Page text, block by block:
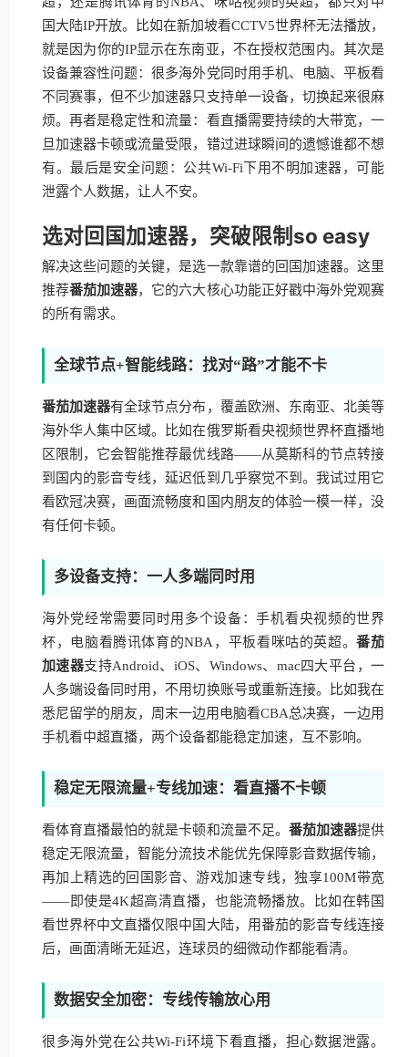
国大陆IP开放。比如在新加坡看CCTV5世界杯无法播放，
就是因为你的IP显示在东南亚，不在授权范围内。其次是
设备兼容性问题：很多海外党同时用手机、电脑、平板看
不同赛事，但不少加速器只支持单一设备，切换起来很麻
烦。再者是稳定性和流量：看直播需要持续的大带宽，一
旦加速器卡顿或流量受限，错过进球瞬间的遗憾谁都不想
有。最后是安全问题：公共Wi-Fi下用不明加速器，可能
泄露个人数据，让人不安。
选对回国加速器，突破限制so easy
解决这些问题的关键，是选一款靠谱的回国加速器。这里
推荐番茄加速器，它的六大核心功能正好戳中海外党观赛
的所有需求。
全球节点+智能线路：找对“路”才能不卡
番茄加速器有全球节点分布，覆盖欧洲、东南亚、北美等
海外华人集中区域。比如在俄罗斯看央视频世界杯直播地
区限制，它会智能推荐最优线路——从莫斯科的节点转接
到国内的影音专线，延迟低到几乎察觉不到。我试过用它
看欧冠决赛，画面流畅度和国内朋友的体验一模一样，没
有任何卡顿。
多设备支持：一人多端同时用
海外党经常需要同时用多个设备：手机看央视频的世界
杯，电脑看腾讯体育的NBA，平板看咪咕的英超。番茄
加速器支持Android、iOS、Windows、mac四大平台，一
人多端设备同时用，不用切换账号或重新连接。比如我在
悉尼留学的朋友，周末一边用电脑看CBA总决赛，一边用
手机看中超直播，两个设备都能稳定加速，互不影响。
稳定无限流量+专线加速：看直播不卡顿
看体育直播最怕的就是卡顿和流量不足。 番茄加速器提供
稳定无限流量，智能分流技术能优先保障影音数据传输，
再加上精选的回国影音、游戏加速专线，独享100M带宽
——即使是4K超高清直播，也能流畅播放。比如在韩国
看世界杯中文直播仅限中国大陆，用番茄的影音专线连接
后，画面清晰无延迟，连球员的细微动作都能看清。
数据安全加密：专线传输放心用
很多海外党在公共Wi-Fi环境下看直播，担心数据泄露。